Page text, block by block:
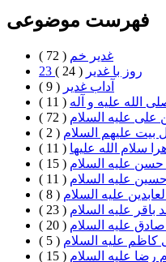
فهرست موضوعی
غدیر خم ( 72 )
23 روز با غدير ( 24 )
آداب غدیر ( 9 )
الله علیه و آله ( 11 )
علی علیه السلام ( 72 )
بيت علیهم السلام ( 2 )
سلام الله علیها ( 11 )
حسن علیه السلام ( 15 )
حسین علیه السلام ( 11 )
علیه السلام ( 8 )
باقر علیه السلام ( 23 )
علیه السلام ( 20 )
کاظم علیه السلام ( 5 )
رضا علیه السلام ( 15 )